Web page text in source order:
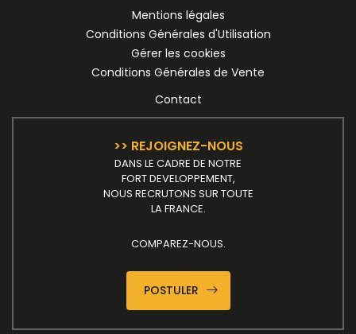
Mentions légales
Conditions Générales d'Utilisation
Gérer les cookies
Conditions Générales de Vente
Contact
>> REJOIGNEZ-NOUS
DANS LE CADRE DE NOTRE
FORT DEVELOPPEMENT,
NOUS RECRUTONS SUR TOUTE
LA FRANCE.
COMPAREZ-NOUS.
POSTULER